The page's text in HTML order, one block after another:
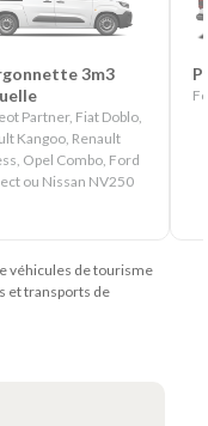
3m3
Partner, Fiat Doblo,
Kangoo, Renault
Opel Combo, Ford
ou Nissan NV250
véhicules de tourisme
et transports de